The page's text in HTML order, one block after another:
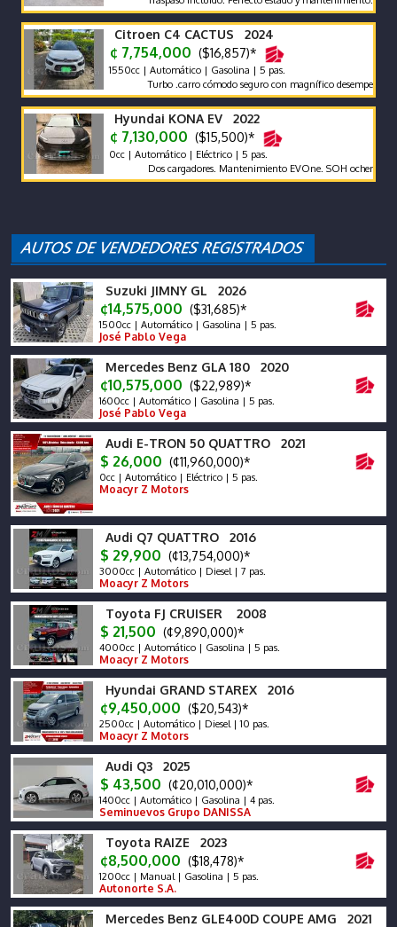
Citroen C4 CACTUS 2024
¢ 7,754,000 ($16,857)*
1550cc | Automático | Gasolina | 5 pas.
Turbo .carro cómodo seguro con magnífico desempeño
Hyundai KONA EV 2022
¢ 7,130,000 ($15,500)*
0cc | Automático | Eléctrico | 5 pas.
Dos cargadores. Mantenimiento EVOne. SOH ochenta y
Suzuki JIMNY GL 2026
¢14,575,000 ($31,685)*
1500cc | Automático | Gasolina | 5 pas.
José Pablo Vega
Mercedes Benz GLA 180 2020
¢10,575,000 ($22,989)*
1600cc | Automático | Gasolina | 5 pas.
José Pablo Vega
Audi E-TRON 50 QUATTRO 2021
$ 26,000 (¢11,960,000)*
0cc | Automático | Eléctrico | 5 pas.
Moacyr Z Motors
Audi Q7 QUATTRO 2016
$ 29,900 (¢13,754,000)*
3000cc | Automático | Diesel | 7 pas.
Moacyr Z Motors
Toyota FJ CRUISER 2008
$ 21,500 (¢9,890,000)*
4000cc | Automático | Gasolina | 5 pas.
Moacyr Z Motors
Hyundai GRAND STAREX 2016
¢9,450,000 ($20,543)*
2500cc | Automático | Diesel | 10 pas.
Moacyr Z Motors
Audi Q3 2025
$ 43,500 (¢20,010,000)*
1400cc | Automático | Gasolina | 4 pas.
Seminuevos Grupo DANISSA
Toyota RAIZE 2023
¢8,500,000 ($18,478)*
1200cc | Manual | Gasolina | 5 pas.
Autonorte S.A.
Mercedes Benz GLE400D COUPE AMG 2021